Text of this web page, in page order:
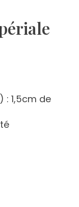
: 1,5cm de